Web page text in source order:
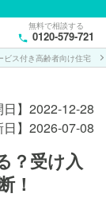
無料で相談する
0120-579-721
ビス付き高齢者向け住宅
日】2022-12-28
日】2026-07-08
？受け入
！